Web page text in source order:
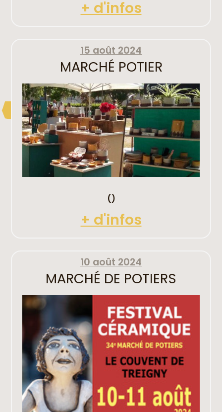
+ d'infos
15 août 2024
MARCHÉ POTIER
()
+ d'infos
10 août 2024
MARCHÉ DE POTIERS